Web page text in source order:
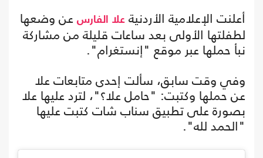
أعلنت الإعلامية الأردنية علا الفارس عن وضعها
لطفلتها الأولى بعد ساعات قليلة من مشاركة
نبأ حملها عبر موقع "إنستغرام".
وفي وقت سابق، سألت إحدى متابعات علا
عن حملها وكتبت: "حامل علا؟"، لترد عليها علا
بصورة على تطبيق سناب شات كتبت عليها
"الحمد لله".